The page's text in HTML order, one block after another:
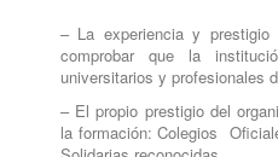
– La experiencia y
comprobar que la
universitarios y profesionales
– El propio prestigio del
la formación: Colegios